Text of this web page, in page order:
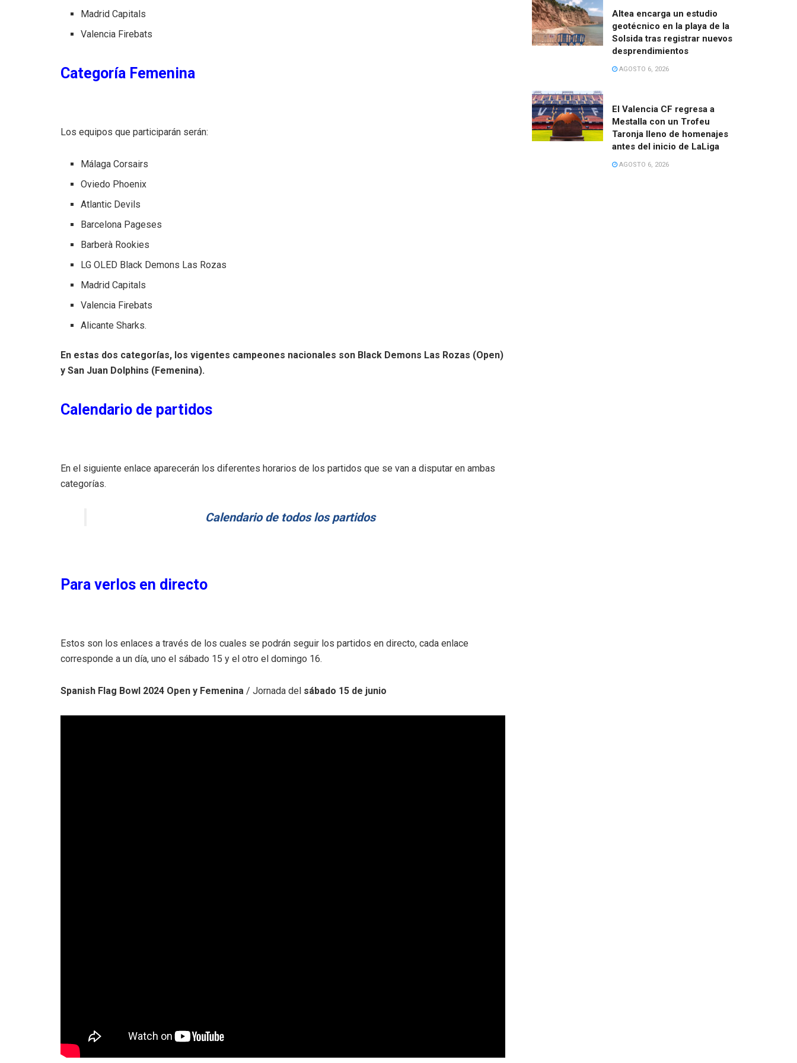
Madrid Capitals
Valencia Firebats
Categoría Femenina
Los equipos que participarán serán:
Málaga Corsairs
Oviedo Phoenix
Atlantic Devils
Barcelona Pageses
Barberà Rookies
LG OLED Black Demons Las Rozas
Madrid Capitals
Valencia Firebats
Alicante Sharks.
En estas dos categorías, los vigentes campeones nacionales son Black Demons Las Rozas (Open)
y San Juan Dolphins (Femenina).
Calendario de partidos
En el siguiente enlace aparecerán los diferentes horarios de los partidos que se van a disputar en ambas
categorías.
Calendario de todos los partidos
Para verlos en directo
Estos son los enlaces a través de los cuales se podrán seguir los partidos en directo, cada enlace
corresponde a un día, uno el sábado 15 y el otro el domingo 16.
Spanish Flag Bowl 2024 Open y Femenina / Jornada del sábado 15 de junio
Altea encarga un estudio
geotécnico en la playa de la
Solsida tras registrar nuevos
desprendimientos
AGOSTO 6, 2026
El Valencia CF regresa a
Mestalla con un Trofeu
Taronja lleno de homenajes
antes del inicio de LaLiga
AGOSTO 6, 2026